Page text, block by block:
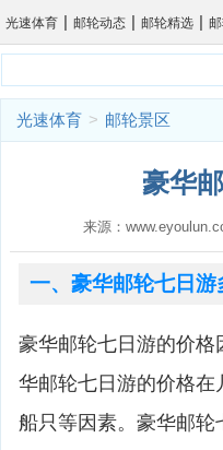
光速体育 | 邮轮动态 | 邮轮精选 |
光速体育 > 邮轮景区
豪华
来源：
一、豪华邮轮七日游
豪华邮轮七日游的价
华邮轮七日游的价格
船只等因素。豪华邮